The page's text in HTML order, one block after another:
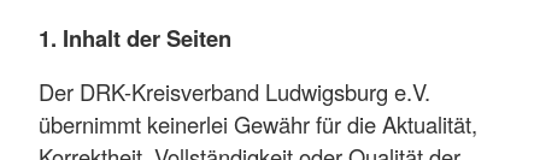
1. Inhalt der Seiten
Der DRK-Kreisverband Ludwigsburg e.V.
übernimmt keinerlei Gewähr für die Aktualität,